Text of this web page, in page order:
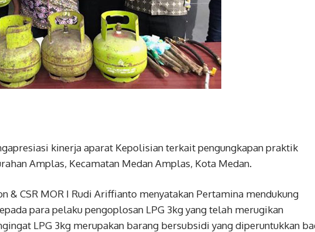
kinerja aparat Kepolisian terkait pengungkapan praktik
Amplas, Kecamatan Medan Amplas, Kota Medan.
& CSR MOR I Rudi Ariffianto menyatakan Pertamina mendukung
para pelaku pengoplosan LPG 3kg yang telah merugikan
LPG 3kg merupakan barang bersubsidi yang diperuntukkan